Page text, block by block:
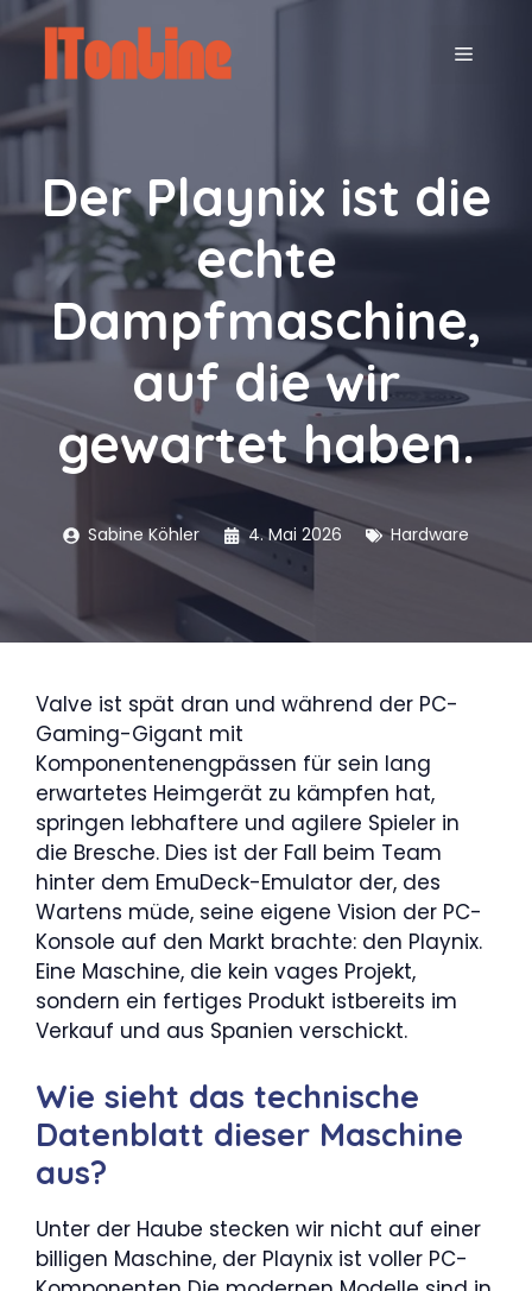
Zum
Inhalt
springen
MENÜ
Der Playnix ist die
echte
Dampfmaschine,
auf die wir
gewartet haben.
Sabine Köhler 4. Mai 2026 Hardware
Valve ist spät dran und während der PC-
Gaming-Gigant mit
Komponentenengpässen für sein lang
erwartetes Heimgerät zu kämpfen hat,
springen lebhaftere und agilere Spieler in
die Bresche. Dies ist der Fall beim Team
hinter dem EmuDeck-Emulator der, des
Wartens müde, seine eigene Vision der PC-
Konsole auf den Markt brachte: den Playnix.
Eine Maschine, die kein vages Projekt,
sondern ein fertiges Produkt istbereits im
Verkauf und aus Spanien verschickt.
Wie sieht das technische
Datenblatt dieser Maschine
aus?
Unter der Haube stecken wir nicht auf einer
billigen Maschine, der Playnix ist voller PC-